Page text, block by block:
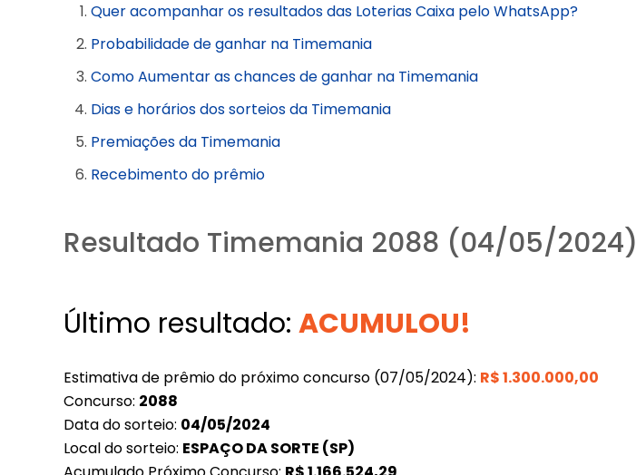
Quer acompanhar os resultados das Loterias Caixa pelo WhatsApp?
Probabilidade de ganhar na Timemania
Como Aumentar as chances de ganhar na Timemania
Dias e horários dos sorteios da Timemania
Premiações da Timemania
Recebimento do prêmio
Resultado Timemania 2088 (04/05/2024)
Último resultado:ACUMULOU!
Estimativa de prêmio do próximo concurso (07/05/2024): R$1.300.000,00
Concurso: 2088
Data do sorteio: 04/05/2024
Local do sorteio: ESPAÇO DA SORTE (SP)